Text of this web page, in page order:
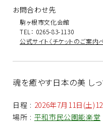
お問合わせ先
駒ヶ根市文化会館
TEL： 0265-83-1130
公式サイト〈チケットのご案内
魂を癒やす日本の美 しっ
日程 : 2026年7月11日(土
場所 : 平和市民公園能楽堂